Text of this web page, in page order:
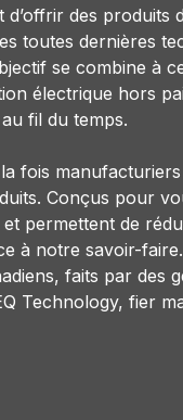
des produits
toutes dernières
se combine à
électrique hors
fil du temps.
fois
Conçus pour
permettent de
à notre savoir-
faits par des
Technology, fier